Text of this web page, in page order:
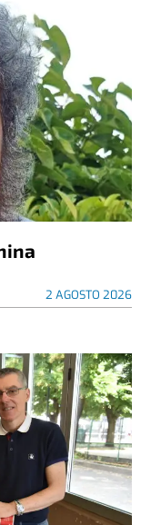
2 AGOSTO 2026